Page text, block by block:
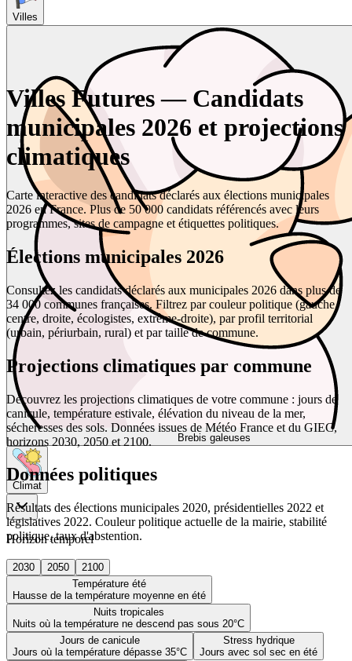
Villes
Brebis galeuses
Climat
Horizon temporel
2030 2050
2100
Température été
Hausse de la température moyenne en été
Nuits tropicales
Nuits où la température ne descend pas sous 20°C
Jours de canicule
Jours où la température dépasse 35°C
Stress hydrique
Jours avec sol sec en été
Villes Futures — Candidats
municipales 2026 et projections
climatiques
Carte interactive des candidats déclarés aux élections municipales
2026 en France. Plus de 50 000 candidats référencés avec leurs
programmes, sites de campagne et étiquettes politiques.
Élections municipales 2026
Consultez les candidats déclarés aux municipales 2026 dans plus de
34 000 communes françaises. Filtrez par couleur politique (gauche,
centre, droite, écologistes, extrême-droite), par profil territorial
(urbain, périurbain, rural) et par taille de commune.
Projections climatiques par commune
Découvrez les projections climatiques de votre commune : jours de
canicule, température estivale, élévation du niveau de la mer,
sécheresses des sols. Données issues de Météo France et du GIEC,
horizons 2030, 2050 et 2100.
Données politiques
Résultats des élections municipales 2020, présidentielles 2022 et
législatives 2022. Couleur politique actuelle de la mairie, stabilité
politique, taux d'abstention.